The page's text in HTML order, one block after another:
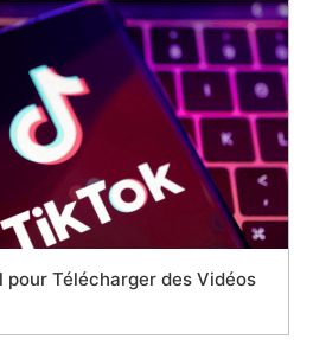
Télécharger des Vidéos